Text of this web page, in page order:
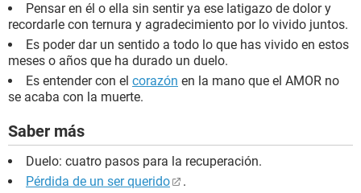
Pensar en él o ella sin sentir ya ese latigazo de dolor y
recordarle con ternura y agradecimiento por lo vivido juntos.
Es poder dar un sentido a todo lo que has vivido en estos
meses o años que ha durado un duelo.
Es entender con el corazón en la mano que el AMOR no
se acaba con la muerte.
Saber más
Duelo: cuatro pasos para la recuperación.
Pérdida de un ser querido
.